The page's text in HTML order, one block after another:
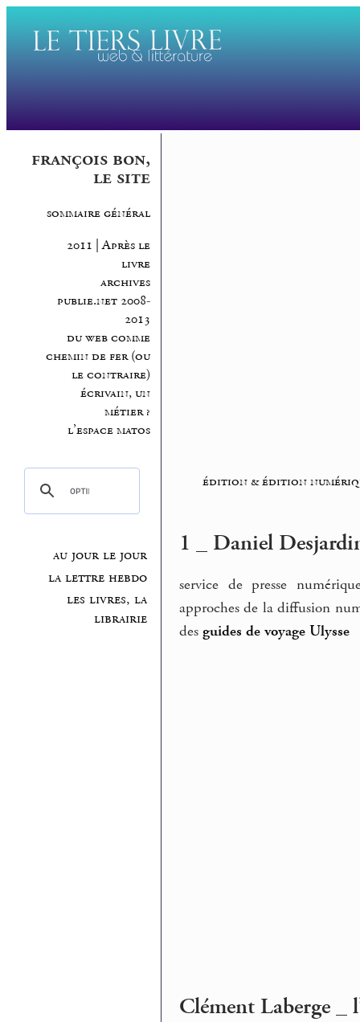
françois bon,
le site
sommaire général
2011 | Après le
livre
archives
publie.net 2008-
2013
du web comme
chemin de fer (ou
le contraire)
écrivain, un
métier ?
l’espace matos
au jour le jour
la lettre hebdo
les livres, la
librairie
édition & édition
1 _ Daniel
service de presse
approches de la diffusion
desguides de voyage Ulysse
Clément Laberge _